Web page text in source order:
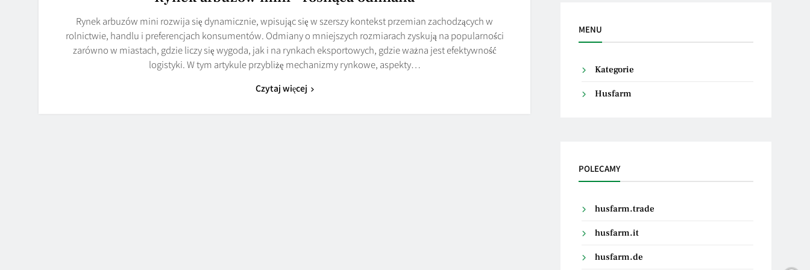
Rynek arbuzów mini rozwija się dynamicznie, wpisując się w szerszy kontekst przemian zachodzących w
rolnictwie, handlu i preferencjach konsumentów. Odmiany o mniejszych rozmiarach zyskują na popularności
zarówno w miastach, gdzie liczy się wygoda, jak i na rynkach eksportowych, gdzie ważna jest efektywność
logistyki. W tym artykule przybliżę mechanizmy rynkowe, aspekty…
Czytaj więcej
MENU
Kategorie
Husfarm
POLECAMY
husfarm.trade
husfarm.it
husfarm.de